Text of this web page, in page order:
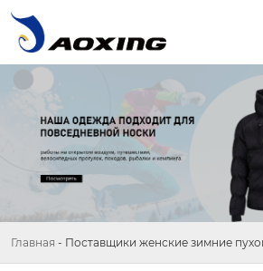
Главная - Поставщики женские зимние